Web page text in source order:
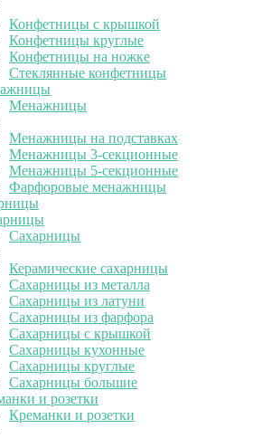
Конфетницы с крышкой
Конфетницы круглые
Конфетницы на ножке
Стеклянные конфетницы
Менажницы
Менажницы на подставках
Менажницы 3-секционные
Менажницы 5-секционные
Фарфоровые менажницы
Сахарницы
Керамические сахарницы
Сахарницы из металла
Сахарницы из латуни
Сахарницы из фарфора
Сахарницы с крышкой
Сахарницы кухонные
Сахарницы круглые
Сахарницы большие
и розетки
Креманки и розетки